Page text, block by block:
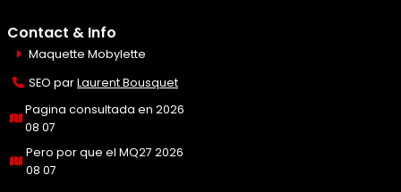
Contact & Info
Maquette Mobylette
SEO parLaurent Bousquet
Pagina consultada en 2026
08 07
Pero por que el MQ27 2026
08 07